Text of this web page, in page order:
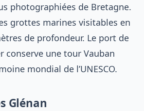
photographiées de Bretagne.
grottes marines visitables en
de profondeur. Le port de
conserve une tour Vauban
mondial de l’UNESCO.
Glénan